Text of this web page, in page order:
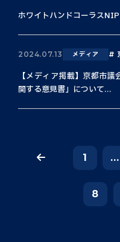
ホワイトハンドコーラス
2024.07.13 メディア
【メディア掲載】京都市
関する意見書」について...
1 ...
8